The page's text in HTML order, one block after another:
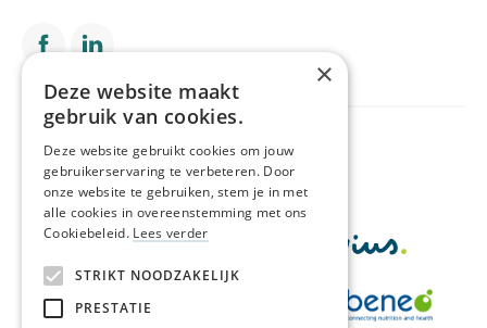
Met de financiële steun van
×
Deze website maakt
gebruik van cookies.
Deze website gebruikt cookies om jouw
gebruikerservaring te verbeteren. Door
onze website te gebruiken, stem je in met
alle cookies in overeenstemming met ons
Cookiebeleid. Lees verder
STRIKT NOODZAKELIJK
PRESTATIE